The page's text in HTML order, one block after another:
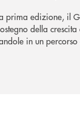
prima edizione, il
della crescita
in un